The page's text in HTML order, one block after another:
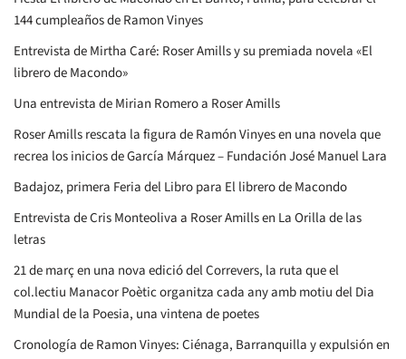
144 cumpleaños de Ramon Vinyes
Entrevista de Mirtha Caré: Roser Amills y su premiada novela «El
librero de Macondo»
Una entrevista de Mirian Romero a Roser Amills
Roser Amills rescata la figura de Ramón Vinyes en una novela que
recrea los inicios de García Márquez – Fundación José Manuel Lara
Badajoz, primera Feria del Libro para El librero de Macondo
Entrevista de Cris Monteoliva a Roser Amills en La Orilla de las
letras
21 de març en una nova edició del Correvers, la ruta que el
col.lectiu Manacor Poètic organitza cada any amb motiu del Dia
Mundial de la Poesia, una vintena de poetes
Cronología de Ramon Vinyes: Ciénaga, Barranquilla y expulsión en